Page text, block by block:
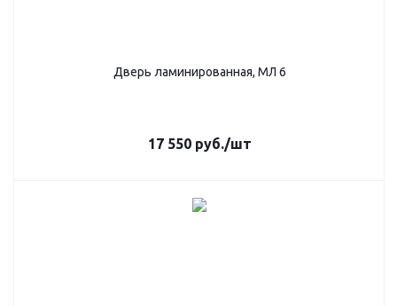
Дверь ламинированная, МЛ 6
17 550руб./шт